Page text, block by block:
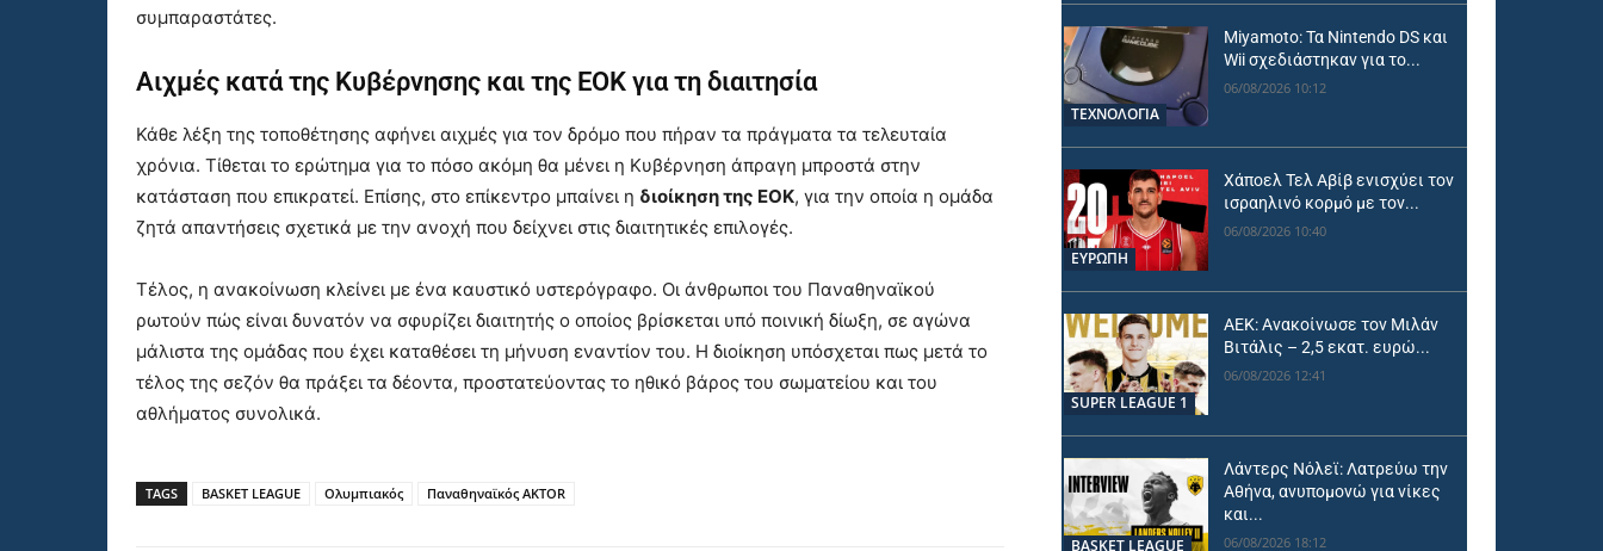
συμπαραστάτες.
Αιχμές κατά της Κυβέρνησης και της ΕΟΚ για τη διαιτησία
Κάθε λέξη της τοποθέτησης αφήνει αιχμές για τον δρόμο που πήραν τα πράγματα τα τελευταία
χρόνια. Τίθεται το ερώτημα για το πόσο ακόμη θα μένει η Κυβέρνηση άπραγη μπροστά στην
κατάσταση που επικρατεί. Επίσης, στο επίκεντρο μπαίνει η διοίκηση της ΕΟΚ, για την οποία η ομάδα
ζητά απαντήσεις σχετικά με την ανοχή που δείχνει στις διαιτητικές επιλογές.
Τέλος, η ανακοίνωση κλείνει με ένα καυστικό υστερόγραφο. Οι άνθρωποι του Παναθηναϊκού
ρωτούν πώς είναι δυνατόν να σφυρίζει διαιτητής ο οποίος βρίσκεται υπό ποινική δίωξη, σε αγώνα
μάλιστα της ομάδας που έχει καταθέσει τη μήνυση εναντίον του. Η διοίκηση υπόσχεται πως μετά το
τέλος της σεζόν θα πράξει τα δέοντα, προστατεύοντας το ηθικό βάρος του σωματείου και του
αθλήματος συνολικά.
TAGS BASKET LEAGUE Ολυμπιακός Παναθηναϊκός AKTOR
ΤΕΧΝΟΛΟΓΙΑ
Miyamoto: Τα Nintendo DS και
Wii σχεδιάστηκαν για το...
06/08/2026 10:12
ΕΥΡΩΠΗ
Χάποελ Τελ Αβίβ ενισχύει τον
ισραηλινό κορμό με τον...
06/08/2026 10:40
SUPER LEAGUE 1
ΑΕΚ: Ανακοίνωσε τον Μιλάν
Βιτάλις – 2,5 εκατ. ευρώ...
06/08/2026 12:41
BASKET LEAGUE
Λάντερς Νόλεϊ: Λατρεύω την
Αθήνα, ανυπομονώ για νίκες
και...
06/08/2026 18:12